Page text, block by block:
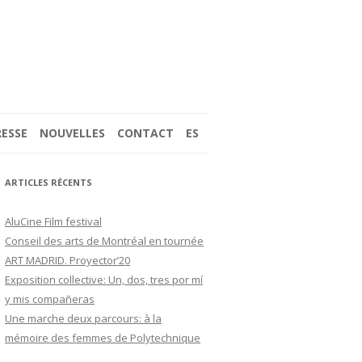
PHARES DE
NOUVELLES CONTACT ES
ARTICLES RÉCENTS
AluCine Film festival
Conseil des arts de Montréal en tournée
ART MADRID. Proyector’20
Exposition collective: Un, dos, tres por mí
y mis compañeras
Une marche deux parcours: à la
mémoire des femmes de Polytechnique